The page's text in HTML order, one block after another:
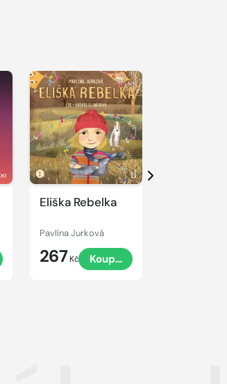
Eliška Rebelka
Pavlína Jurková
267 Kč Koupit
Přehrát
ukázku
Další